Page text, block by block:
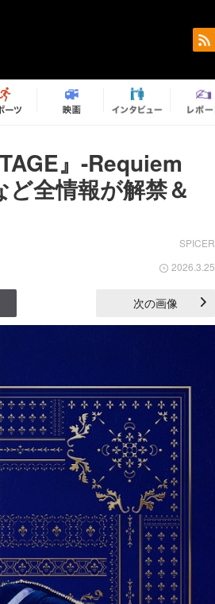
』-Requiem
全情報が解禁＆
SPICER
2026.3.25
次の画像